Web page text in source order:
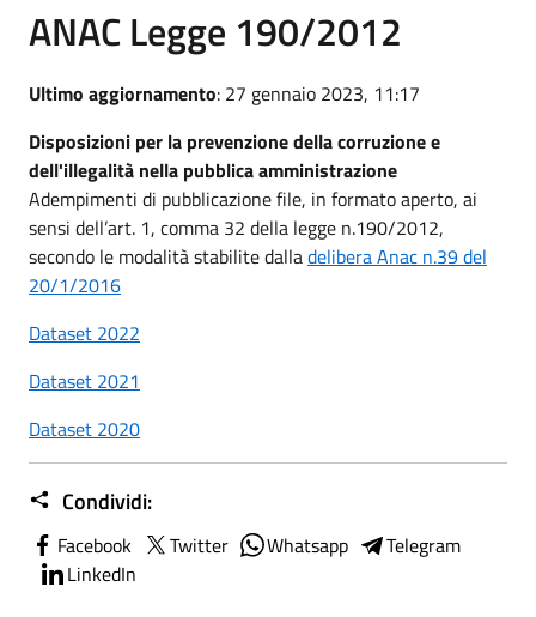
ANAC Legge 190/2012
Ultimo aggiornamento: 27 gennaio 2023, 11:17
Disposizioni per la prevenzione della corruzione e
dell'illegalità nella pubblica amministrazione
Adempimenti di pubblicazione file, in formato aperto, ai
sensi dell’art. 1, comma 32 della legge n.190/2012,
secondo le modalità stabilite dalladelibera Anac n.39 del
20/1/2016
Dataset 2022
Dataset 2021
Dataset 2020
Condividi:
Facebook Twitter Whatsapp
Telegram
LinkedIn